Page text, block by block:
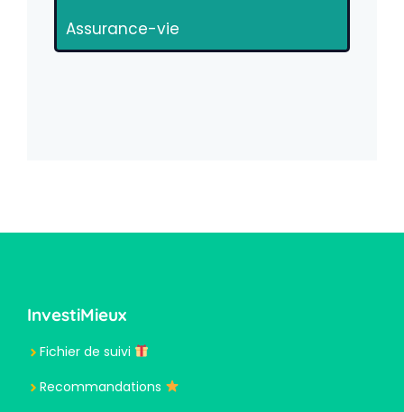
Assurance-vie
InvestiMieux
Fichier de suivi
Recommandations